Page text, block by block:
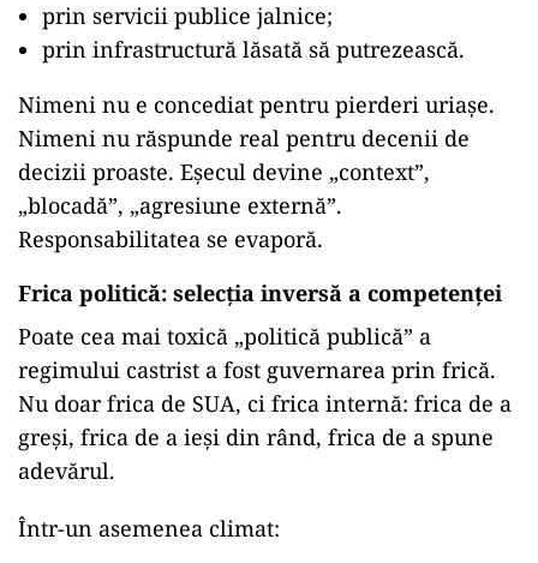
prin servicii publice jalnice;
prin infrastructură lăsată să putrezească.
Nimeni nu e concediat pentru pierderi uriașe.
Nimeni nu răspunde real pentru decenii de
decizii proaste. Eșecul devine „context”,
„blocadă”, „agresiune externă”.
Responsabilitatea se evaporă.
Frica politică: selecția inversă a competenței
Poate cea mai toxică „politică publică” a
regimului castrist a fost guvernarea prin frică.
Nu doar frica de SUA, ci frica internă: frica de a
greși, frica de a ieși din rând, frica de a spune
adevărul.
Într-un asemenea climat: